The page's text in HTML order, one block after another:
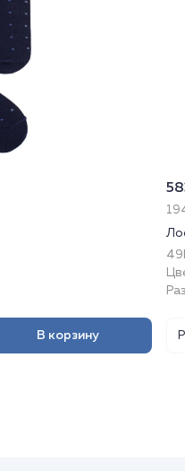
В корзину